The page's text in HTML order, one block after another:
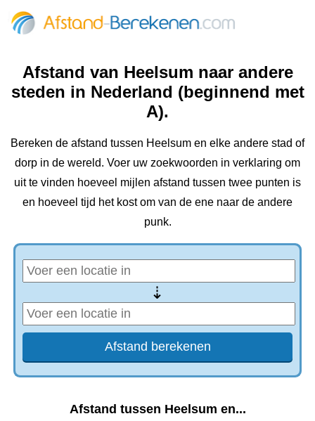
Afstand van Heelsum naar andere
steden in Nederland (beginnend met
A).
Bereken de afstand tussen Heelsum en elke andere stad of
dorp in de wereld. Voer uw zoekwoorden in verklaring om
uit te vinden hoeveel mijlen afstand tussen twee punten is
en hoeveel tijd het kost om van de ene naar de andere
punk.
⇢
Afstand tussen Heelsum en...